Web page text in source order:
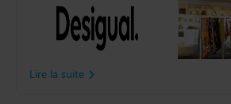
Découvrez comment
Desigual a amélioré la
disponibilité de ses produits
Lire la suite